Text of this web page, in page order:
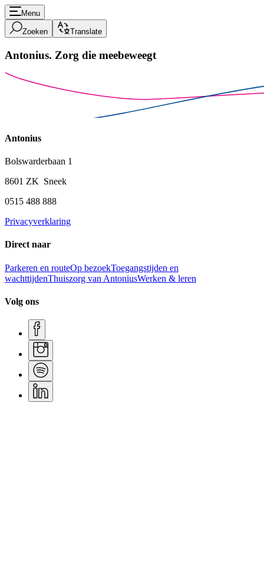
Menu
Zoeken Translate
Antonius. Zorg die meebeweegt
Antonius
Bolswarderbaan 1
8601 ZK Sneek
0515 488 888
Privacyverklaring
Direct naar
Parkeren en routeOp bezoekToegangstijden en
wachttijdenThuiszorg van AntoniusWerken & leren
Volg ons